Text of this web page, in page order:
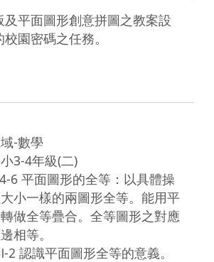
平面圖形創意拼圖之教案設
園密碼之任務。
-數學
3-4年級(二)
6 平面圖形的全等：以具體操
小一樣的兩圖形全等。能用平
做全等疊合。全等圖形之對應
相等。
2 認識平面圖形全等的意義。